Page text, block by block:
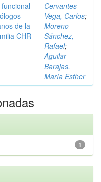
de la
CHR
Cervantes
Vega, Carlos;
Moreno
Sánchez,
Rafael;
Aguilar
Barajas,
María Esther
1